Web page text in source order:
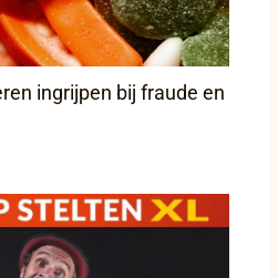
ingrijpen bij fraude en